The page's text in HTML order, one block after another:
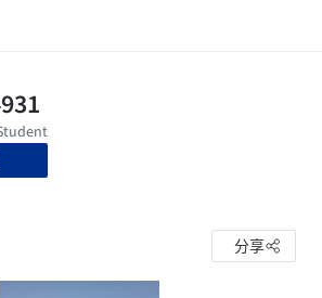
分享